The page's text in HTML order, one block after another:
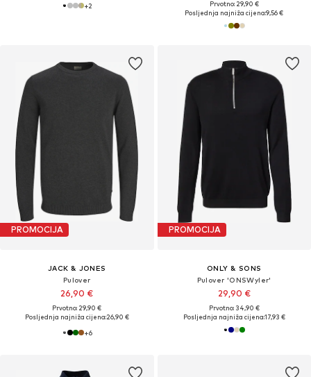
+2
Prvotno: 29,90 €
Posljednja najniža cijena:9,56 €
PROMOCIJA
JACK & JONES
Pulover
26,90 €
Prvotno: 29,90 €
Posljednja najniža cijena:26,90 €
+6
PROMOCIJA
ONLY & SONS
Pulover 'ONSWyler'
29,90 €
Prvotno: 34,90 €
Posljednja najniža cijena:17,93 €